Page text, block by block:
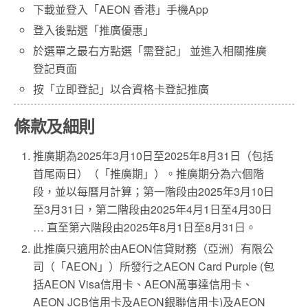
下載並登入「AEON 香港」手機App
登入後點選「推廣優惠」
於選單之最右方點選「需登記」 並進入相關推廣
登記頁面
按「立即登記」以合資格卡登記推廣
條款及細則
推廣期為2025年3月10日至2025年8月31日（包括
首尾兩日）（「推廣期」）。推廣期分為六個階
段，並以每曆月計算；第一階段由2025年3月10日
至3月31日，第二階段由2025年4月1日至4月30日
… 直至第六階段由2025年8月1日至8月31日。
此推廣只適用於由AEON信貸財務（亞洲）有限公
司（「AEON」）所發行之AEON Card Purple (包
括AEON Visa信用卡、AEON萬事達信用卡、
AEON JCB信用卡及AEON銀聯信用卡)及AEON